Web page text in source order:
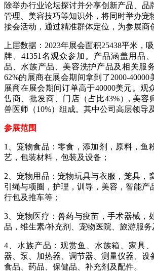
除举办行业论坛探讨并分享创新产品、品
管理、美容技巧等知识外，将同时举办宠
接会活动，通过精准群体定位，为参展商
上届数据：2023年展会面积25438平米，
牌、41351名观众参加。产品涵盖用品
品、水族产品、美容洗护产品及相关服
62%的展商在展会期间拿到了2000-40000
展商在展会期间订单高于40000美元。观
售商、批发商、门店（占比43%）, 美容
兽医师（10%）组成。其中公司高层领导
参展范围
1、宠物食品：零食，添加剂，原料，鱼
艺，包装材料，包装及设备；
2、宠物用品：宠物玩具与衣服，笼具，
引绳与项圈，护理，训导，美容，智能产
行包及推车等；
3、宠物医疗：兽药与疫苗，手术器械，
品，维生素/补充剂、宠物医院、旅游服务
4、水族产品：观赏鱼、水族箱、家具
器、泵、加热器、调节器、测量仪器、设
食品、药品、保健品、补充剂及配件。